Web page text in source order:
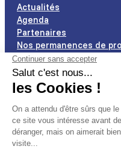
Actualités
Agenda
Partenaires
Nos permanences de
Nos Offres d’Emploi
Suivez-nous
FacebookLinkedInInstagram